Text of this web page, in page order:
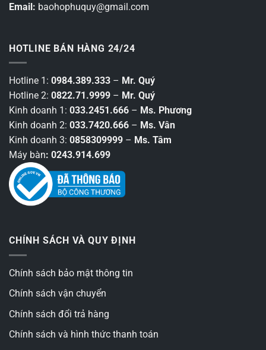
Email: baohophuquy@gmail.com
HOTLINE BÁN HÀNG 24/24
Hotline 1: 0984.389.333 – Mr. Quý
Hotline 2: 0822.71.9999 – Mr. Quý
Kinh doanh 1: 033.2451.666 – Ms. Phương
Kinh doanh 2: 033.7420.666 – Ms. Vân
Kinh doanh 3: 0858309999 – Ms. Tâm
Máy bàn: 0243.914.699
CHÍNH SÁCH VÀ QUY ĐỊNH
Chính sách bảo mật thông tin
Chính sách vận chuyển
Chính sách đổi trả hàng
Chính sách và hình thức thanh toán